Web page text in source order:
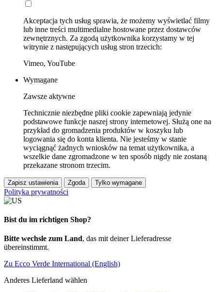
Akceptacja tych usług sprawia, że możemy wyświetlać filmy
lub inne treści multimedialne hostowane przez dostawców
zewnętrznych. Za zgodą użytkownika korzystamy w tej
witrynie z następujących usług stron trzecich:
Vimeo, YouTube
Wymagane
Zawsze aktywne
Technicznie niezbędne pliki cookie zapewniają jedynie
podstawowe funkcje naszej strony internetowej. Służą one na
przykład do gromadzenia produktów w koszyku lub
logowania się do konta klienta. Nie jesteśmy w stanie
wyciągnąć żadnych wniosków na temat użytkownika, a
wszelkie dane zgromadzone w ten sposób nigdy nie zostaną
przekazane stronom trzecim.
Zapisz ustawienia Zgoda Tylko wymagane
Polityka prywatności
Bist du im richtigen Shop?
Bitte wechsle zum Land, das mit deiner Lieferadresse
übereinstimmt.
Zu Ecco Verde International (English)
Anderes Lieferland wählen